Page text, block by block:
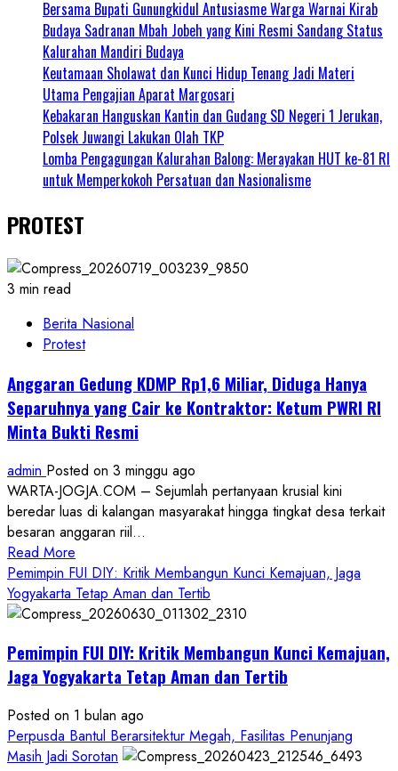
Bersama Bupati Gunungkidul Antusiasme Warga Warnai Kirab
Budaya Sadranan Mbah Jobeh yang Kini Resmi Sandang Status
Kalurahan Mandiri Budaya
Keutamaan Sholawat dan Kunci Hidup Tenang Jadi Materi
Utama Pengajian Aparat Margosari
Kebakaran Hanguskan Kantin dan Gudang SD Negeri 1 Jerukan,
Polsek Juwangi Lakukan Olah TKP
Lomba Pengagungan Kalurahan Balong: Merayakan HUT ke-81 RI
untuk Memperkokoh Persatuan dan Nasionalisme
PROTEST
3 min read
Berita Nasional
Protest
Anggaran Gedung KDMP Rp1,6 Miliar, Diduga Hanya
Separuhnya yang Cair ke Kontraktor: Ketum PWRI RI
Minta Bukti Resmi
admin Posted on 3 minggu ago
WARTA-JOGJA.COM – Sejumlah pertanyaan krusial kini
beredar luas di kalangan masyarakat hingga tingkat desa terkait
besaran anggaran riil...
Read More
more
about
Anggaran
KDMP
Rp1,6
Diduga
Hanya
Separuhnya
Pemimpin FUI DIY: Kritik Membangun Kunci Kemajuan, Jaga
Yogyakarta Tetap Aman dan Tertib
Pemimpin FUI DIY: Kritik Membangun Kunci Kemajuan,
Jaga Yogyakarta Tetap Aman dan Tertib
Posted on 1 bulan ago
Perpusda Bantul Berarsitektur Megah, Fasilitas Penunjang
Masih Jadi Sorotan